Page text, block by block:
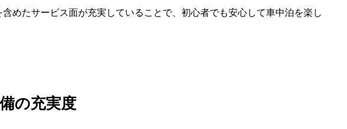
めたサービス面が充実していることで、初心者でも安心して車中泊を楽し
の充実度